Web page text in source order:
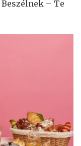
– Te